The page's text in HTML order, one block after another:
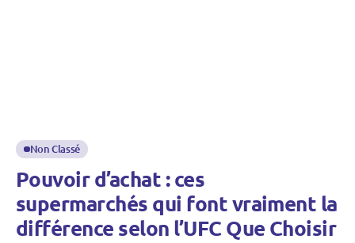
Non Classé
Pouvoir d’achat : ces
supermarchés qui font vraiment la
différence selon l’UFC Que Choisir